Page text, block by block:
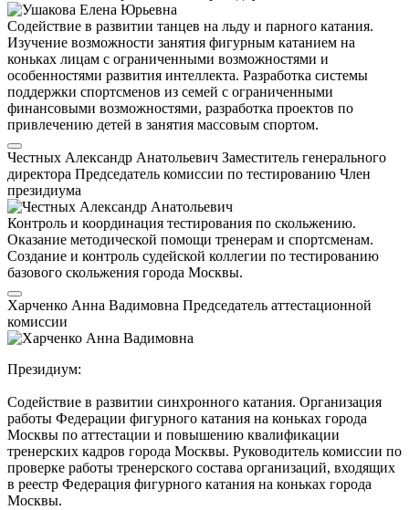
Содействие в развитии танцев на льду и парного катания.
Изучение возможности занятия фигурным катанием на
коньках лицам с ограниченными возможностями и
особенностями развития интеллекта. Разработка системы
поддержки спортсменов из семей с ограниченными
финансовыми возможностями, разработка проектов по
привлечению детей в занятия массовым спортом.
Честных Александр Анатольевич Заместитель генерального
директора Председатель комиссии по тестированию Член
президиума
Контроль и координация тестирования по скольжению.
Оказание методической помощи тренерам и спортсменам.
Создание и контроль судейской коллегии по тестированию
базового скольжения города Москвы.
Харченко Анна Вадимовна Председатель аттестационной
комиссии
Президиум:
Содействие в развитии синхронного катания. Организация
работы Федерации фигурного катания на коньках города
Москвы по аттестации и повышению квалификации
тренерских кадров города Москвы. Руководитель комиссии по
проверке работы тренерского состава организаций, входящих
в реестр Федерация фигурного катания на коньках города
Москвы.